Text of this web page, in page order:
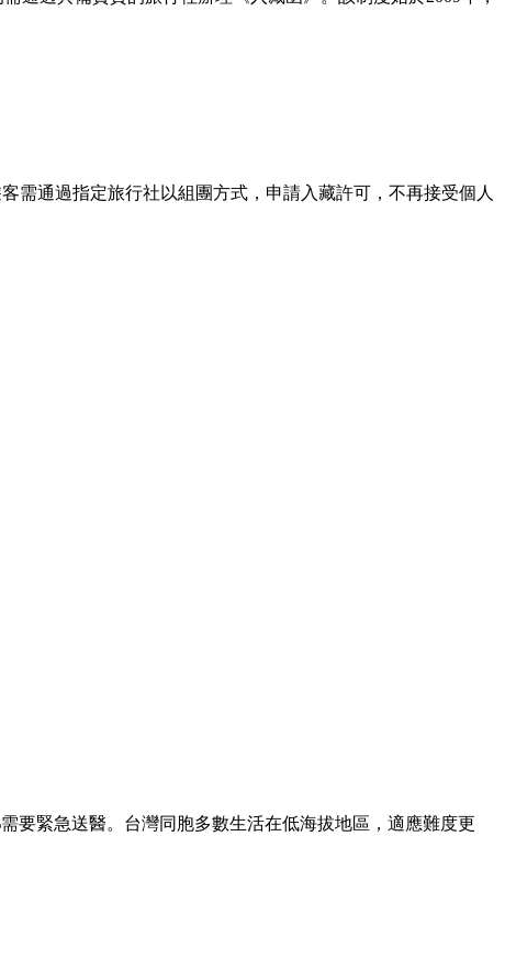
需通過指定旅行社以組團方式，申請入藏許可，不再接受個人
要緊急送醫。台灣同胞多數生活在低海拔地區，適應難度更